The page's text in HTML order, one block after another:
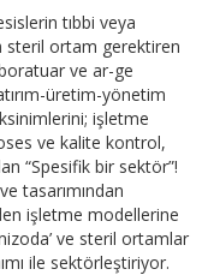
tıbbi veya
steril ortam gerektiren
ve ar-ge
üretim-yönetim
işletme
ve kalite kontrol,
“Spesifik bir sektör”!
tasarımından
işletme modellerine
ve steril ortamlar
ile sektörleştiriyor.